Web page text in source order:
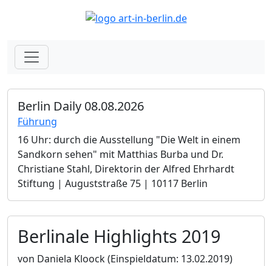
Berlin Daily 08.08.2026
Führung
16 Uhr: durch die Ausstellung "Die Welt in einem
Sandkorn sehen" mit Matthias Burba und Dr.
Christiane Stahl, Direktorin der Alfred Ehrhardt
Stiftung | Auguststraße 75 | 10117 Berlin
Berlinale Highlights 2019
von Daniela Kloock(Einspieldatum: 13.02.2019)